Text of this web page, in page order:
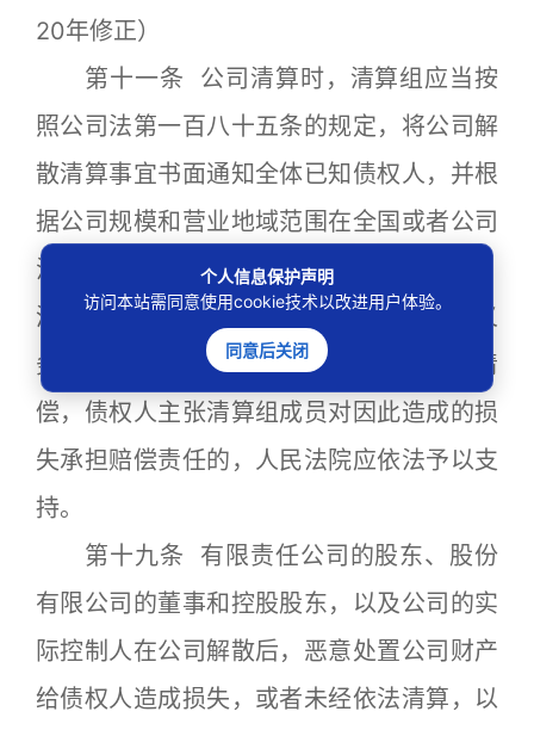
20年修正）
第十一条 公司清算时，清算组应当按
照公司法第一百八十五条的规定，将公司解
散清算事宜书面通知全体已知债权人，并根
据公司规模和营业地域范围在全国或者公司
注册登记地省级有影响的报纸上进行公告。
清算组未按照前款规定履行通知和公告义
务，导致债权人未及时申报债权而未获清
偿，债权人主张清算组成员对因此造成的损
失承担赔偿责任的，人民法院应依法予以支
持。
第十九条 有限责任公司的股东、股份
有限公司的董事和控股股东，以及公司的实
际控制人在公司解散后，恶意处置公司财产
给债权人造成损失，或者未经依法清算，以
个人信息保护声明
访问本站需同意使用cookie技术以改进用户体验。
同意后关闭